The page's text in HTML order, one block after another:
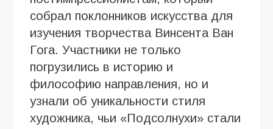
собрал поклонников искусства для
изучения творчества Винсента Ван
Гога. Участники не только
погрузились в историю и
философию направления, но и
узнали об уникальности стиля
художника, чьи «Подсолнухи» стали